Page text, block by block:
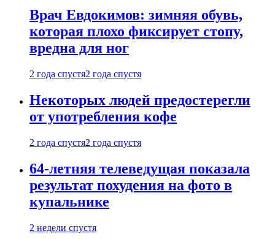
Врач Евдокимов: зимняя обувь,
которая плохо фиксирует стопу,
вредна для ног
2 года спустя2 года спустя
Некоторых людей предостерегли
от употребления кофе
2 года спустя2 года спустя
64-летняя телеведущая показала
результат похудения на фото в
купальнике
2 недели спустя